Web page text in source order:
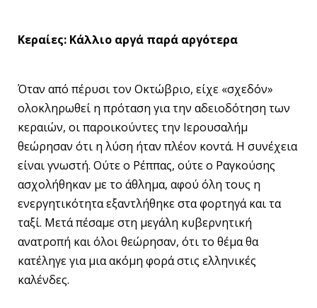
Κεραίες: Κάλλιο αργά παρά αργότερα
Όταν από πέρυσι τον Οκτώβριο, είχε «σχεδόν»
ολοκληρωθεί η πρόταση για την αδειοδότηση των
κεραιών, οι παροικούντες την Ιερουσαλήμ
θεώρησαν ότι η λύση ήταν πλέον κοντά. Η συνέχεια
είναι γνωστή. Ούτε ο Ρέππας, ούτε ο Ραγκούσης
ασχολήθηκαν με το άθλημα, αφού όλη τους η
ενεργητικότητα εξαντλήθηκε στα φορτηγά και τα
ταξί. Μετά πέσαμε στη μεγάλη κυβερνητική
ανατροπή και όλοι θεώρησαν, ότι το θέμα θα
κατέληγε για μια ακόμη φορά στις ελληνικές
καλένδες.